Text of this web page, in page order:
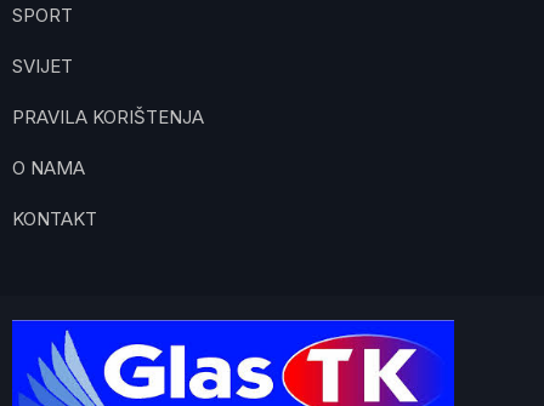
SPORT
SVIJET
PRAVILA KORIŠTENJA
O NAMA
KONTAKT